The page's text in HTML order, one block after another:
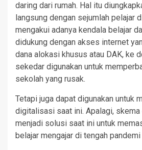
daring dari rumah. Hal itu
langsung dengan sejumlah pelajar
mengakui adanya kendala belajar
didukung dengan akses internet
dana alokasi khusus atau DAK, ke
sekedar digunakan untuk
sekolah yang rusak.
Tetapi juga dapat digunakan untuk
digitalisasi saat ini. Apalagi, skema
menjadi solusi saat ini untuk
belajar mengajar di tengah